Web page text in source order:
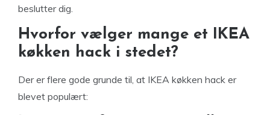
beslutter dig.
Hvorfor vælger mange et IKEA
køkken hack i stedet?
Der er flere gode grunde til, at IKEA køkken hack er
blevet populært: